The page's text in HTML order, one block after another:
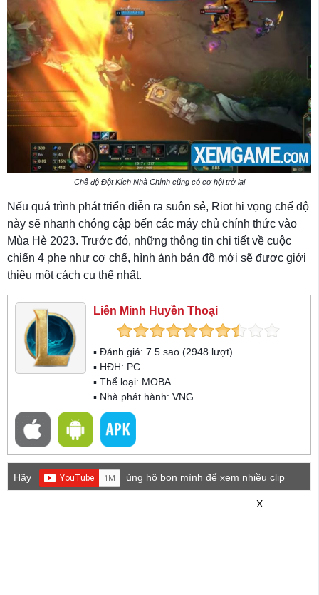
Chế độ Đột Kích Nhà Chính cũng có cơ hội trở lại
Nếu quá trình phát triển diễn ra suôn sẻ, Riot hi vọng chế độ
này sẽ nhanh chóng cập bến các máy chủ chính thức vào
Mùa Hè 2023. Trước đó, những thông tin chi tiết về cuộc
chiến 4 phe như cơ chế, hình ảnh bản đồ mới sẽ được giới
thiệu một cách cụ thể nhất.
Liên Minh Huyền Thoại
▪ Đánh giá: 7.5 sao (2948 lượt)
▪ HĐH: PC
▪ Thể loại: MOBA
▪ Nhà phát hành: VNG
Hãy
ủng hộ bọn mình để xem nhiều clip
X